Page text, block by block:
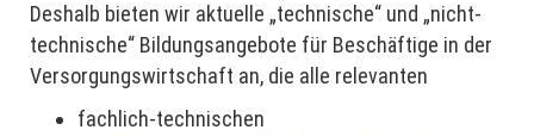
Deshalb bieten wir aktuelle „technische“ und „nicht-
technische“ Bildungsangebote für Beschäftige in der
Versorgungswirtschaft an, die alle relevanten
fachlich-technischen